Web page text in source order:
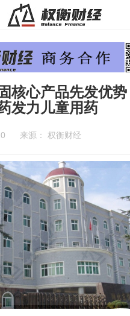
核心产品先发优
发力儿童用药
来源： 权衡财经